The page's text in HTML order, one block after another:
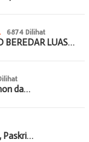
6874 Dilihat
BEREDAR LUAS…
da…
Paskri…